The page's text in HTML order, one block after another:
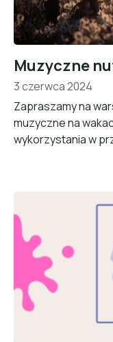
Muzyczne
3 czerwca 2024
Zapraszamy na
muzyczne na
wykorzystania w